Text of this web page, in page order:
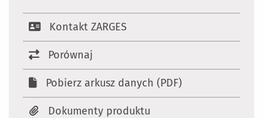
Kontakt ZARGES
Porównaj
Pobierz arkusz danych (PDF)
Dokumenty produktu